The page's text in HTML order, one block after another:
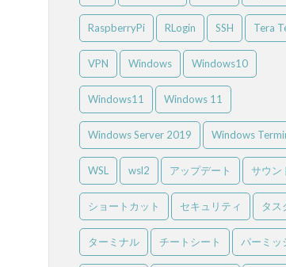
RaspberryPi RLogin SSH Tera
VPN Windows Windows10
Windows11 Windows 11
Windows Server 2019 Windows
WSL wsl2 アップデート サウン
ショートカット セキュリティ タス
ターミナル チートシート パーミッ